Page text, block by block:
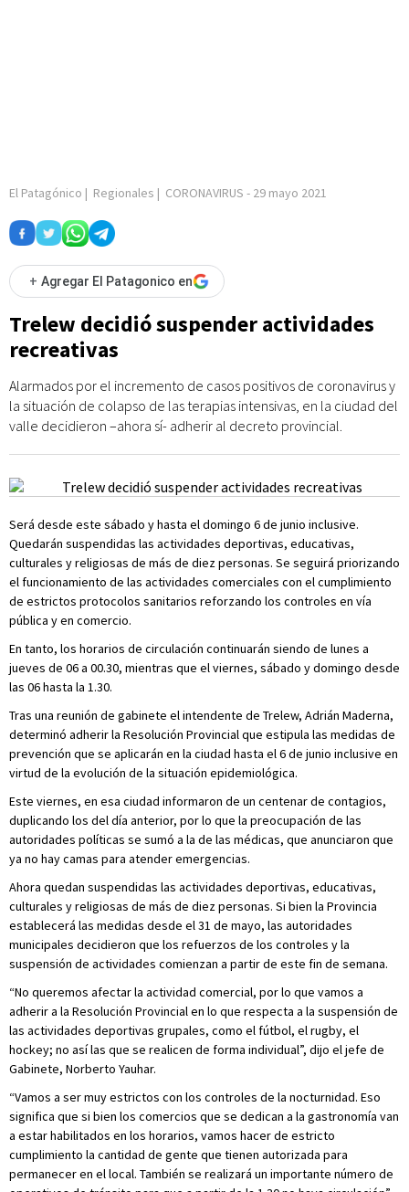
El Patagónico | Regionales | CORONAVIRUS - 29 mayo 2021
+ Agregar El Patagonico en
Trelew decidió suspender actividades
recreativas
Alarmados por el incremento de casos positivos de coronavirus y
la situación de colapso de las terapias intensivas, en la ciudad del
valle decidieron –ahora sí- adherir al decreto provincial.
Será desde este sábado y hasta el domingo 6 de junio inclusive.
Quedarán suspendidas las actividades deportivas, educativas,
culturales y religiosas de más de diez personas. Se seguirá priorizando
el funcionamiento de las actividades comerciales con el cumplimiento
de estrictos protocolos sanitarios reforzando los controles en vía
pública y en comercio.
En tanto, los horarios de circulación continuarán siendo de lunes a
jueves de 06 a 00.30, mientras que el viernes, sábado y domingo desde
las 06 hasta la 1.30.
Tras una reunión de gabinete el intendente de Trelew, Adrián Maderna,
determinó adherir la Resolución Provincial que estipula las medidas de
prevención que se aplicarán en la ciudad hasta el 6 de junio inclusive en
virtud de la evolución de la situación epidemiológica.
Este viernes, en esa ciudad informaron de un centenar de contagios,
duplicando los del día anterior, por lo que la preocupación de las
autoridades políticas se sumó a la de las médicas, que anunciaron que
ya no hay camas para atender emergencias.
Ahora quedan suspendidas las actividades deportivas, educativas,
culturales y religiosas de más de diez personas. Si bien la Provincia
establecerá las medidas desde el 31 de mayo, las autoridades
municipales decidieron que los refuerzos de los controles y la
suspensión de actividades comienzan a partir de este fin de semana.
“No queremos afectar la actividad comercial, por lo que vamos a
adherir a la Resolución Provincial en lo que respecta a la suspensión de
las actividades deportivas grupales, como el fútbol, el rugby, el
hockey; no así las que se realicen de forma individual”, dijo el jefe de
Gabinete, Norberto Yauhar.
“Vamos a ser muy estrictos con los controles de la nocturnidad. Eso
significa que si bien los comercios que se dedican a la gastronomía van
a estar habilitados en los horarios, vamos hacer de estricto
cumplimiento la cantidad de gente que tienen autorizada para
permanecer en el local. También se realizará un importante número de